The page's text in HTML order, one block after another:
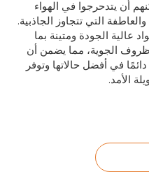
أن يتدحرجوا في الهواء
التي تتجاوز الجاذبية.
عالية الجودة ومتينة بما
الجوية، مما يضمن أن
في أفضل حالاتها وتوفر
الأمد.